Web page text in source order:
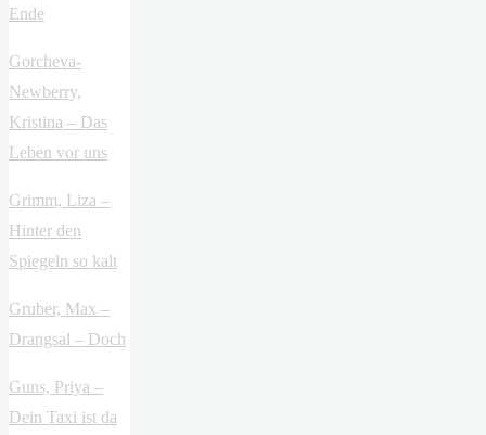
Ende
Gorcheva-
Newberry,
Kristina – Das
Leben vor uns
Grimm, Liza –
Hinter den
Spiegeln so kalt
Gruber, Max –
Drangsal – Doch
Guns, Priya –
Dein Taxi ist da